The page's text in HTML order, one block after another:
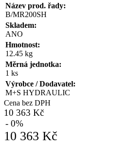
Název prod. řady:
B/MR200SH
Skladem:
ANO
Hmotnost:
12.45 kg
Měrná jednotka:
1 ks
Výrobce / Dodavatel:
M+S HYDRAULIC
Cena bez DPH
10 363 Kč
- 0%
10 363 Kč